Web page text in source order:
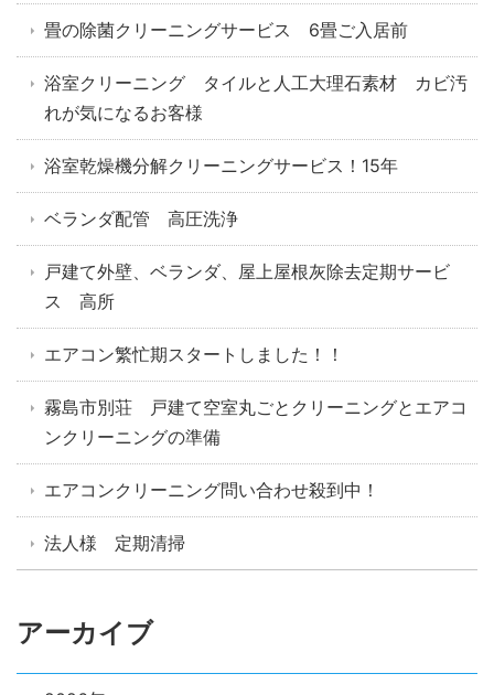
畳の除菌クリーニングサービス 6畳ご入居前
浴室クリーニング タイルと人工大理石素材 カビ汚
れが気になるお客様
浴室乾燥機分解クリーニングサービス！15年
ベランダ配管 高圧洗浄
戸建て外壁、ベランダ、屋上屋根灰除去定期サービ
ス 高所
エアコン繁忙期スタートしました！！
霧島市別荘 戸建て空室丸ごとクリーニングとエアコ
ンクリーニングの準備
エアコンクリーニング問い合わせ殺到中！
法人様 定期清掃
アーカイブ